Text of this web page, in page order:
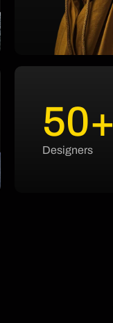
50+
Designers